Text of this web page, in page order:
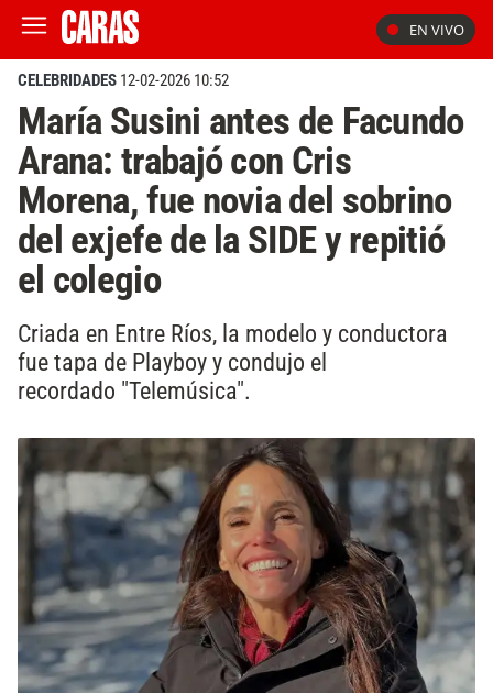
EN VIVO
CELEBRIDADES 12-02-2026 10:52
María Susini antes de Facundo
Arana: trabajó con Cris
Morena, fue novia del sobrino
del exjefe de la SIDE y repitió
el colegio
Criada en Entre Ríos, la modelo y conductora
fue tapa de Playboy y condujo el
recordado "Telemúsica".